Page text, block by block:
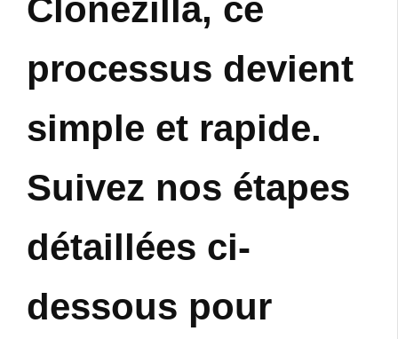
Clonezilla, ce
processus devient
simple et rapide.
Suivez nos étapes
détaillées ci-
dessous pour